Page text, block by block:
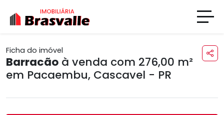
Ficha do imóvel
Barracão à venda com 276,00 m²
em Pacaembu, Cascavel - PR